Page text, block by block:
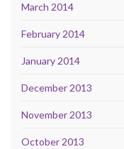
March 2014
February 2014
January 2014
December 2013
November 2013
October 2013